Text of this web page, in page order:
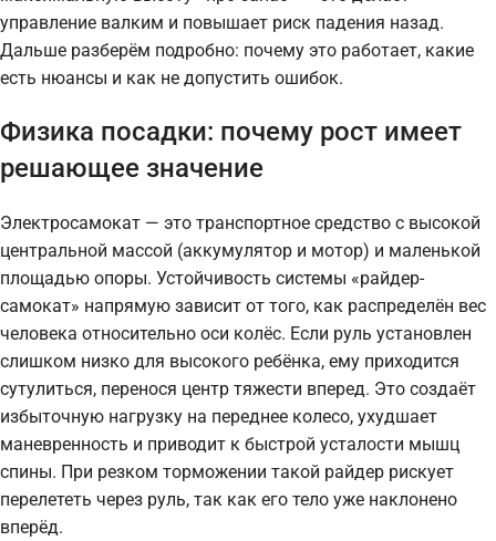
управление валким и повышает риск падения назад.
Дальше разберём подробно: почему это работает, какие
есть нюансы и как не допустить ошибок.
Физика посадки: почему рост имеет
решающее значение
Электросамокат — это транспортное средство с высокой
центральной массой (аккумулятор и мотор) и маленькой
площадью опоры. Устойчивость системы «райдер-
самокат» напрямую зависит от того, как распределён вес
человека относительно оси колёс. Если руль установлен
слишком низко для высокого ребёнка, ему приходится
сутулиться, перенося центр тяжести вперед. Это создаёт
избыточную нагрузку на переднее колесо, ухудшает
маневренность и приводит к быстрой усталости мышц
спины. При резком торможении такой райдер рискует
перелететь через руль, так как его тело уже наклонено
вперёд.